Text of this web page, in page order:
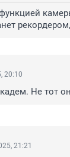
20:10
Не тот
21:21